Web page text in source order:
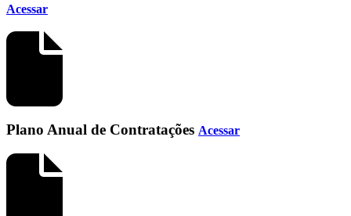
Acessar
Plano Anual de Contratações Acessar